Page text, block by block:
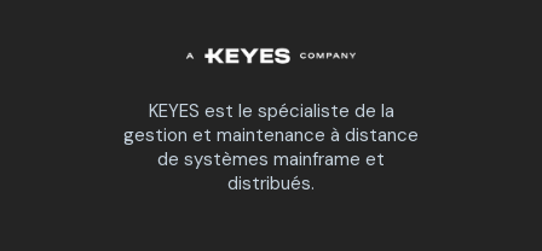
KEYES est le spécialiste de la
gestion et maintenance à distance
de systèmes mainframe et
distribués.